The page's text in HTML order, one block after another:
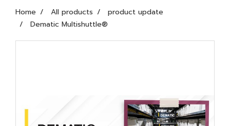
Home All products
product update
Dematic Multishuttle®